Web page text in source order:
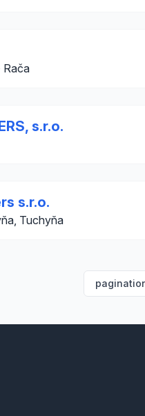
Rača
s.r.o.
s.r.o.
Tuchyňa